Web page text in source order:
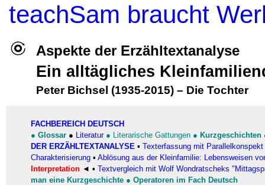
teachSam braucht
Aspekte der Erzähltextanalyse
Ein alltägliches
Peter Bichsel (1935-2015) – Die Tochter
FACHBEREICH DEUTSCH
● Glossar ● Literatur ● Literarische Gattungen ● Kurzgeschichten
DER ERZÄHLTEXTANALYSE ▪ Texterfassung mit Parallelkonspekt
Charakterisierung ▪ Ablösung aus der Kleinfamilie: Lebensweisen
Interpretation ◄ ▪ Textvergleich mit Wolf Wondratscheks
man eine Kurzgeschichte ● Operatoren im Fach Deutsch